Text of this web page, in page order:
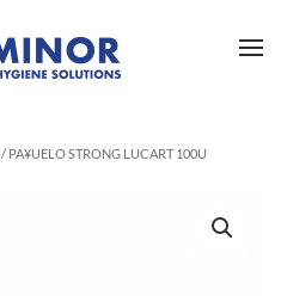
/ PA¥UELO STRONG LUCART 100U